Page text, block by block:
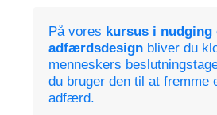
På vores kursus i nudging
adfærdsdesign bliver du
menneskers
du bruger den til at fremme
adfærd.